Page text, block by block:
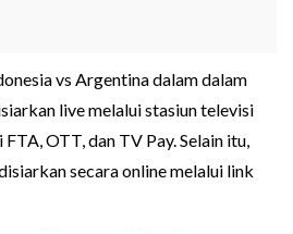
vs Argentina dalam dalam
live melalui stasiun televisi
OTT, dan TV Pay. Selain itu,
secara online melalui link